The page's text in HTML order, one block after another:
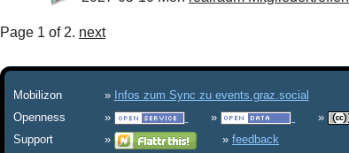
Page 1 of 2. next
Mobilizon
Infos zum Sync zu events.graz.social
Openness
Support
feedback